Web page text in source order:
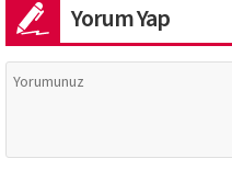
Yorum Yap